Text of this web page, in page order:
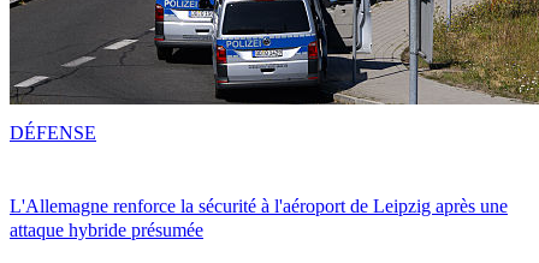
L'Allemagne renforce la sécurité à l'aéroport de Leipzig après une
attaque hybride présumée
DÉFENSE